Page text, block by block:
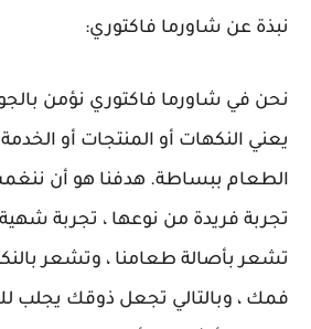
نبذة عن شاورما فاكتوري:
نحن في شاورما فاكتوري نؤمن
يعني النكهات أو المنتجات أو
الطعام ببساطة. هدفنا هو أن
تجربة فريدة من نوعها ، تجربة
تشعر بأصالة طعامنا ، وتشعر